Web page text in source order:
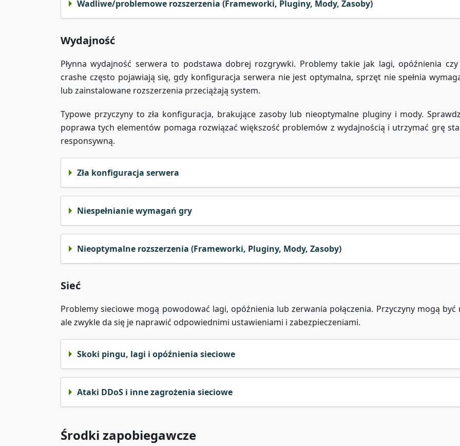
Wadliwe/problemowe rozszerzenia (Frameworki, Pluginy, Mody, Zasoby)
Wydajność
Płynna wydajność serwera to podstawa dobrej rozgrywki. Problemy takie jak lagi, opóźnienia czy
crashe często pojawiają się, gdy konfiguracja serwera nie jest optymalna, sprzęt nie spełnia
lub zainstalowane rozszerzenia przeciążają system.
Typowe przyczyny to zła konfiguracja, brakujące zasoby lub nieoptymalne pluginy i mody.
poprawa tych elementów pomaga rozwiązać większość problemów z wydajnością i utrzymać grę
responsywną.
Zła konfiguracja serwera
Niespełnianie wymagań gry
Nieoptymalne rozszerzenia (Frameworki, Pluginy, Mody, Zasoby)
Sieć
Problemy sieciowe mogą powodować lagi, opóźnienia lub zerwania połączenia. Przyczyny mogą być
ale zwykle da się je naprawić odpowiednimi ustawieniami i zabezpieczeniami.
Skoki pingu, lagi i opóźnienia sieciowe
Ataki DDoS i inne zagrożenia sieciowe
Środki zapobiegawcze